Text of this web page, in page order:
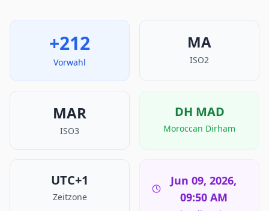
+212
Vorwahl
MA
ISO2
MAR
ISO3
DH MAD
Moroccan Dirham
UTC+1
Zeitzone
Jun 09, 2026,
09:50 AM